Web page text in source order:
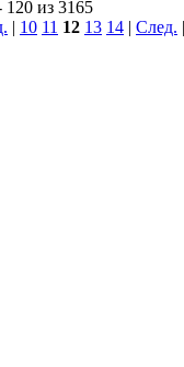
120 из 3165
| 10 11 12 13 14 | След. |